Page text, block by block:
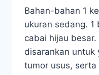
Bahan-bahan 1
ukuran sedang.
cabai hijau
disarankan untuk
tumor usus, serta